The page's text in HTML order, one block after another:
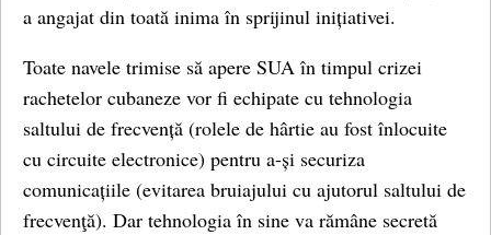
a angajat din toată inima în sprijinul inițiativei.
Toate navele trimise să apere SUA în timpul crizei
rachetelor cubaneze vor fi echipate cu tehnologia
saltului de frecvență (rolele de hârtie au fost înlocuite
cu circuite electronice) pentru a-și securiza
comunicațiile (evitarea bruiajului cu ajutorul saltului de
frecvenţă). Dar tehnologia în sine va rămâne secretă